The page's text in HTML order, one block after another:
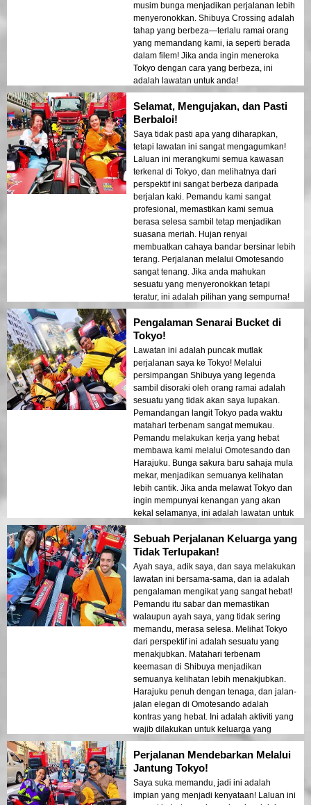
musim bunga menjadikan perjalanan lebih
menyeronokkan. Shibuya Crossing adalah
tahap yang berbeza—terlalu ramai orang
yang memandang kami, ia seperti berada
dalam filem! Jika anda ingin meneroka
Tokyo dengan cara yang berbeza, ini
adalah lawatan untuk anda!
Selamat, Mengujakan, dan Pasti
Berbaloi!
Saya tidak pasti apa yang diharapkan,
tetapi lawatan ini sangat mengagumkan!
Laluan ini merangkumi semua kawasan
terkenal di Tokyo, dan melihatnya dari
perspektif ini sangat berbeza daripada
berjalan kaki. Pemandu kami sangat
profesional, memastikan kami semua
berasa selesa sambil tetap menjadikan
suasana meriah. Hujan renyai
membuatkan cahaya bandar bersinar lebih
terang. Perjalanan melalui Omotesando
sangat tenang. Jika anda mahukan
sesuatu yang menyeronokkan tetapi
teratur, ini adalah pilihan yang sempurna!
Pengalaman Senarai Bucket di
Tokyo!
Lawatan ini adalah puncak mutlak
perjalanan saya ke Tokyo! Melalui
persimpangan Shibuya yang legenda
sambil disoraki oleh orang ramai adalah
sesuatu yang tidak akan saya lupakan.
Pemandangan langit Tokyo pada waktu
matahari terbenam sangat memukau.
Pemandu melakukan kerja yang hebat
membawa kami melalui Omotesando dan
Harajuku. Bunga sakura baru sahaja mula
mekar, menjadikan semuanya kelihatan
lebih cantik. Jika anda melawat Tokyo dan
ingin mempunyai kenangan yang akan
kekal selamanya, ini adalah lawatan untuk
anda!
Sebuah Perjalanan Keluarga yang
Tidak Terlupakan!
Ayah saya, adik saya, dan saya melakukan
lawatan ini bersama-sama, dan ia adalah
pengalaman mengikat yang sangat hebat!
Pemandu itu sabar dan memastikan
walaupun ayah saya, yang tidak sering
memandu, merasa selesa. Melihat Tokyo
dari perspektif ini adalah sesuatu yang
menakjubkan. Matahari terbenam
keemasan di Shibuya menjadikan
semuanya kelihatan lebih menakjubkan.
Harajuku penuh dengan tenaga, dan jalan-
jalan elegan di Omotesando adalah
kontras yang hebat. Ini adalah aktiviti yang
wajib dilakukan untuk keluarga yang
bercuti bersama anak dewasa!
Perjalanan Mendebarkan Melalui
Jantung Tokyo!
Saya suka memandu, jadi ini adalah
impian yang menjadi kenyataan! Laluan ini